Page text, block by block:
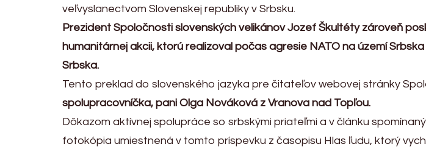
veľvyslanectvom Slovenskej republiky v Srbsku.
Prezident Spoločnosti slovenských velikánov Jozef Škultéty zároveň
humanitárnej akcii, ktorú realizoval počas agresie NATO na území
Srbska.
Tento preklad do slovenského jazyka pre čitateľov webovej stránky
spolupracovníčka, pani Olga Nováková z Vranova nad Topľou.
Dôkazom aktívnej spolupráce so srbskými priateľmi a v článku
fotokópia umiestnená v tomto príspevku z časopisu Hlas ľudu, ktorý